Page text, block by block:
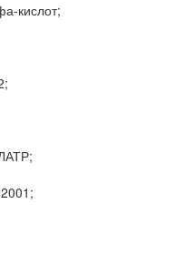
кислот;